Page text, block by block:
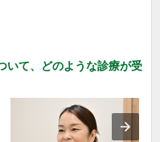
いて、どのような診療が受